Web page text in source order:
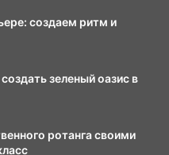
создаем ритм и
зеленый оазис в
ротанга своими